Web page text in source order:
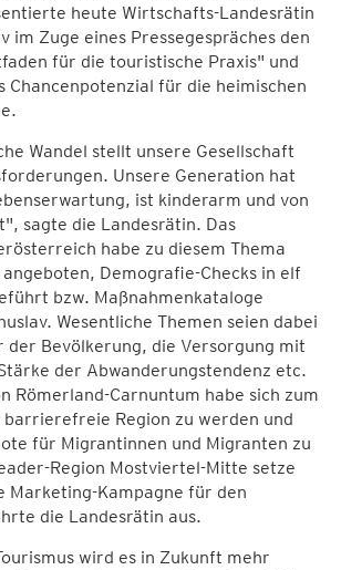
heute Wirtschafts-Landesrätin
im Zuge eines Pressegespräches den
für die touristische Praxis" und
Chancenpotenzial für die heimischen
Wandel stellt unsere Gesellschaft
Unsere Generation hat
ist kinderarm und von
sagte die Landesrätin. Das
habe zu diesem Thema
angeboten, Demografie-Checks in elf
bzw. Maßnahmenkataloge
Wesentliche Themen seien dabei
Bevölkerung, die Versorgung mit
der Abwanderungstendenz etc.
Römerland-Carnuntum habe sich zum
Region zu werden und
für Migrantinnen und Migranten zu
Region Mostviertel-Mitte setze
Marketing-Kampagne für den
die Landesrätin aus.
wird es in Zukunft mehr